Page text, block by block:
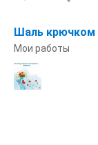
Шаль крючком
Мои работы